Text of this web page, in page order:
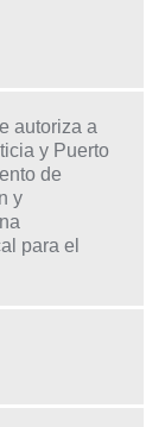
autoriza a
y Puerto
de
y
para el